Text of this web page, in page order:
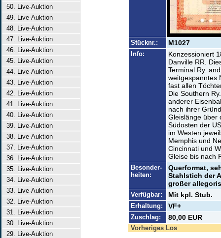
50. Live-Auktion
49. Live-Auktion
48. Live-Auktion
47. Live-Auktion
46. Live-Auktion
45. Live-Auktion
44. Live-Auktion
43. Live-Auktion
42. Live-Auktion
41. Live-Auktion
40. Live-Auktion
39. Live-Auktion
38. Live-Auktion
37. Live-Auktion
36. Live-Auktion
35. Live-Auktion
34. Live-Auktion
33. Live-Auktion
32. Live-Auktion
31. Live-Auktion
30. Live-Auktion
29. Live-Auktion
Stücknr.: M1027
Info:
Konzessioniert
Danville RR.
Terminal Ry.
weitgespanntes
fast allen
Die Southern
anderer
nach ihrer
Gleislänge über
Südosten der
im Westen
Memphis und
Cincinnati und
Gleise bis nach
Besonder-
heiten:
Querformat,
Stahlstich der
großer
Verfügbar: Mit kpl. Stub.
Erhaltung: VF+
Zuschlag: 80,00 EUR
Vorheriges Los